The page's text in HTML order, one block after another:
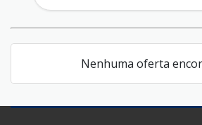
Nenhuma oferta